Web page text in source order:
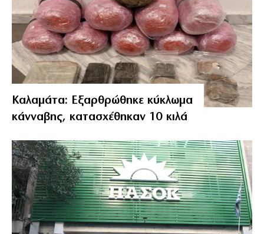
Καλαμάτα: Εξαρθρώθηκε κύκλωμα
κάνναβης, κατασχέθηκαν 10 κιλά